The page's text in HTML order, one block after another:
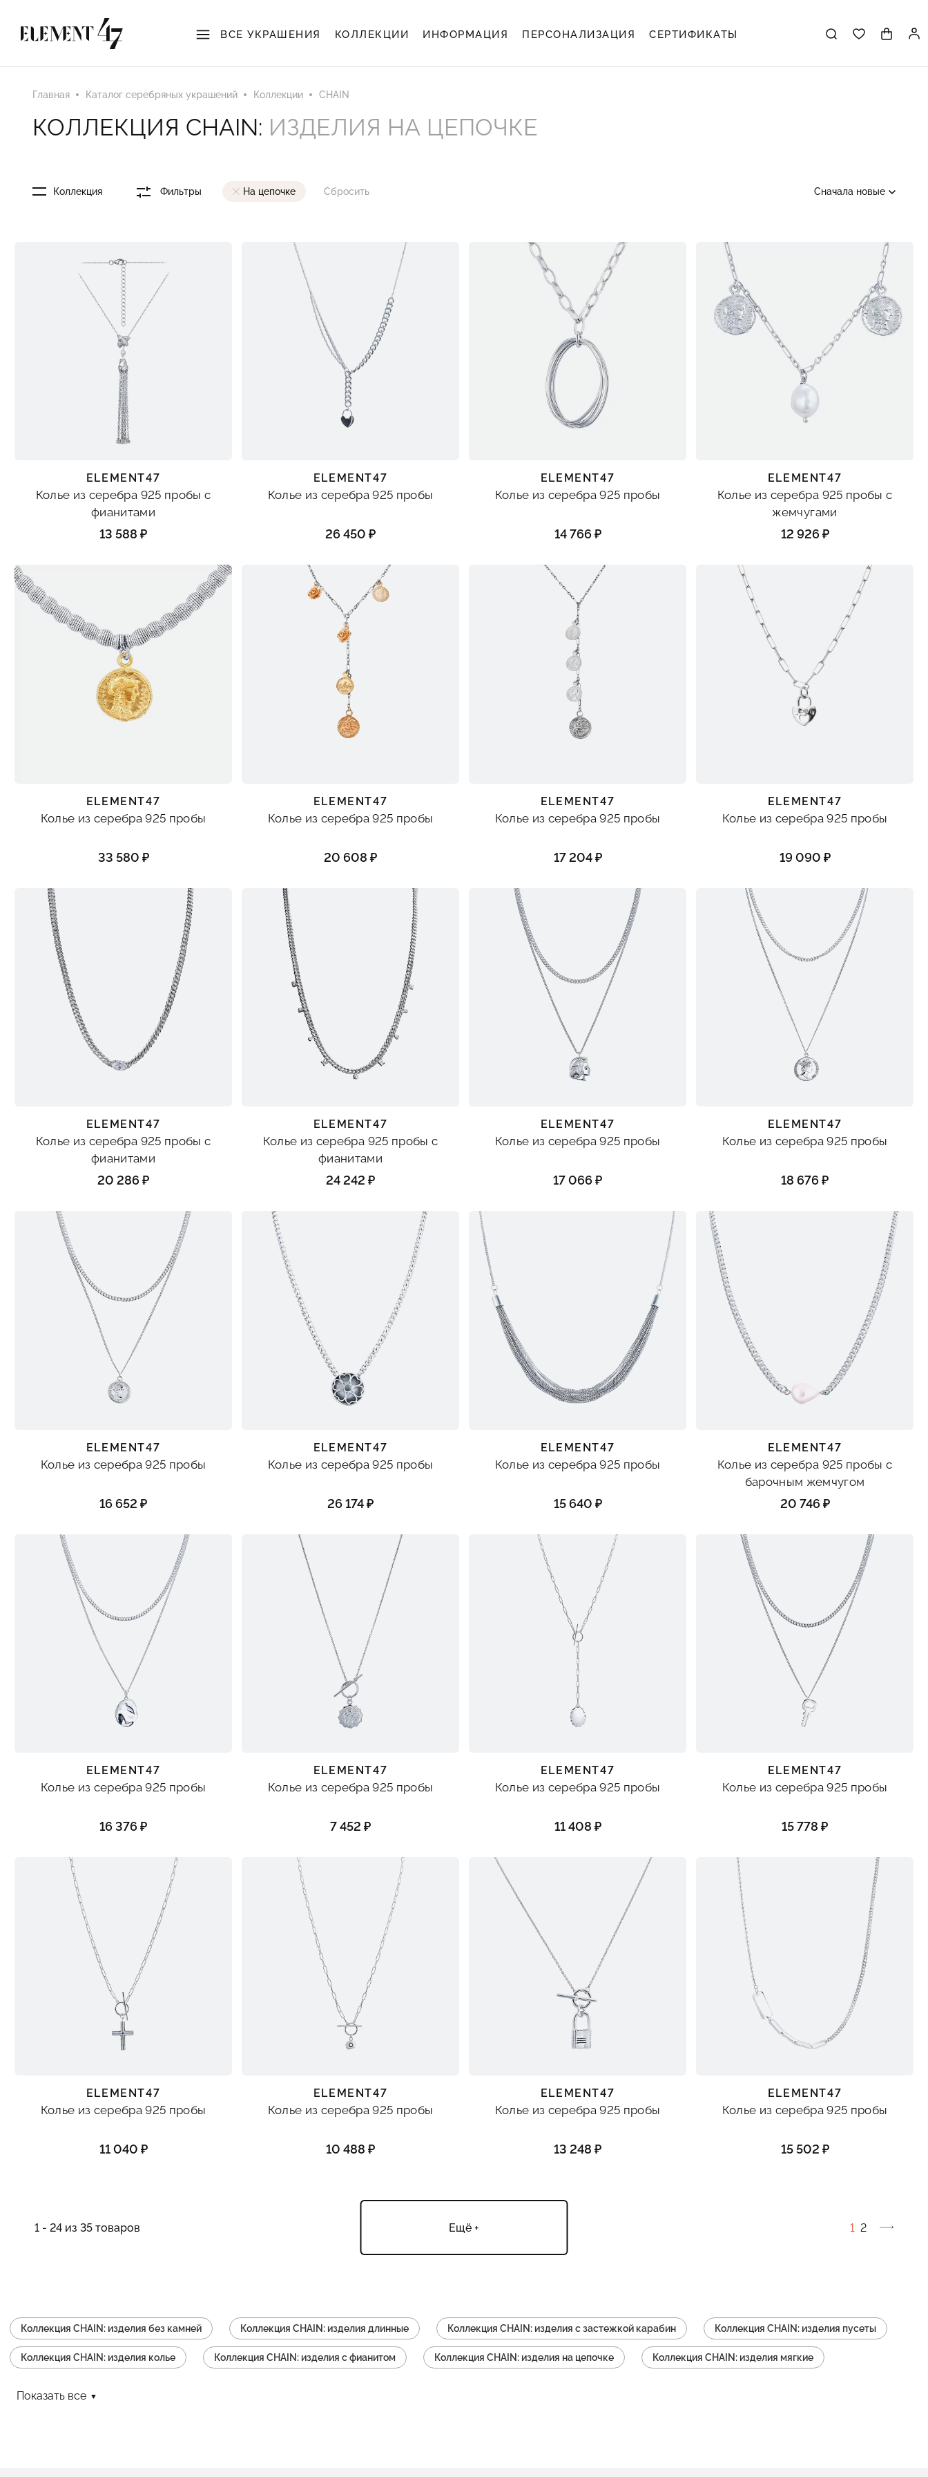
ВСЕ УКРАШЕНИЯ КОЛЛЕКЦИИ ИНФОРМАЦИЯ ПЕРСОНАЛИЗАЦИЯ СЕРТИФИКАТЫ
Главная Каталог серебряных украшений Коллекции CHAIN
КОЛЛЕКЦИЯ CHAIN: ИЗДЕЛИЯ НА ЦЕПОЧКЕ
Коллекция Фильтры На цепочке Сбросить Сначала новые
ELEMENT47
Колье из серебра 925 пробы с
фианитами
13 588 ₽
ELEMENT47
Колье из серебра 925 пробы
26 450 ₽
ELEMENT47
Колье из серебра 925 пробы
14 766 ₽
ELEMENT47
Колье из серебра 925 пробы с
жемчугами
12 926 ₽
ELEMENT47
Колье из серебра 925 пробы
33 580 ₽
ELEMENT47
Колье из серебра 925 пробы
20 608 ₽
ELEMENT47
Колье из серебра 925 пробы
17 204 ₽
ELEMENT47
Колье из серебра 925 пробы
19 090 ₽
ELEMENT47
Колье из серебра 925 пробы с
фианитами
20 286 ₽
ELEMENT47
Колье из серебра 925 пробы с
фианитами
24 242 ₽
ELEMENT47
Колье из серебра 925 пробы
17 066 ₽
ELEMENT47
Колье из серебра 925 пробы
18 676 ₽
ELEMENT47
Колье из серебра 925 пробы
16 652 ₽
ELEMENT47
Колье из серебра 925 пробы
26 174 ₽
ELEMENT47
Колье из серебра 925 пробы
15 640 ₽
ELEMENT47
Колье из серебра 925 пробы с
барочным жемчугом
20 746 ₽
ELEMENT47
Колье из серебра 925 пробы
16 376 ₽
ELEMENT47
Колье из серебра 925 пробы
7 452 ₽
ELEMENT47
Колье из серебра 925 пробы
11 408 ₽
ELEMENT47
Колье из серебра 925 пробы
15 778 ₽
ELEMENT47
Колье из серебра 925 пробы
11 040 ₽
ELEMENT47
Колье из серебра 925 пробы
10 488 ₽
ELEMENT47
Колье из серебра 925 пробы
13 248 ₽
ELEMENT47
Колье из серебра 925 пробы
15 502 ₽
1 - 24 из 35 товаров 1 2
Ещё +
Коллекция CHAIN: изделия без камней Коллекция CHAIN: изделия длинные Коллекция CHAIN: изделия с застежкой карабин Коллекция CHAIN: изделия пусеты
Коллекция CHAIN: изделия колье Коллекция CHAIN: изделия с фианитом Коллекция CHAIN: изделия на цепочке Коллекция CHAIN: изделия мягкие
Показать все